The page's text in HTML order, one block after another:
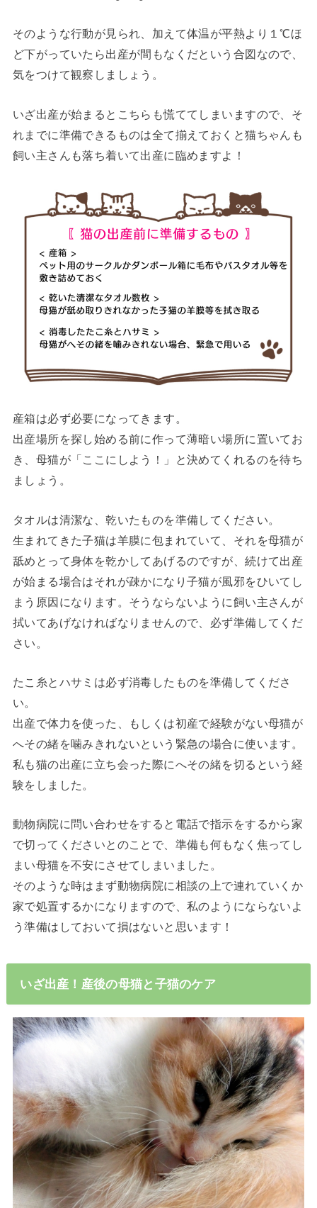
そのような行動が見られ、加えて体温が平熱より１℃ほ
ど下がっていたら出産が間もなくだという合図なので、
気をつけて観察しましょう。
いざ出産が始まるとこちらも慌ててしまいますので、そ
れまでに準備できるものは全て揃えておくと猫ちゃんも
飼い主さんも落ち着いて出産に臨めますよ！
産箱は必ず必要になってきます。
出産場所を探し始める前に作って薄暗い場所に置いてお
き、母猫が「ここにしよう！」と決めてくれるのを待ち
ましょう。
タオルは清潔な、乾いたものを準備してください。
生まれてきた子猫は羊膜に包まれていて、それを母猫が
舐めとって身体を乾かしてあげるのですが、続けて出産
が始まる場合はそれが疎かになり子猫が風邪をひいてし
まう原因になります。そうならないように飼い主さんが
拭いてあげなければなりませんので、必ず準備してくだ
さい。
たこ糸とハサミは必ず消毒したものを準備してくださ
い。
出産で体力を使った、もしくは初産で経験がない母猫が
へその緒を噛みきれないという緊急の場合に使います。
私も猫の出産に立ち会った際にへその緒を切るという経
験をしました。
動物病院に問い合わせをすると電話で指示をするから家
で切ってくださいとのことで、準備も何もなく焦ってし
まい母猫を不安にさせてしまいました。
そのような時はまず動物病院に相談の上で連れていくか
家で処置するかになりますので、私のようにならないよ
う準備はしておいて損はないと思います！
いざ出産！産後の母猫と子猫のケア